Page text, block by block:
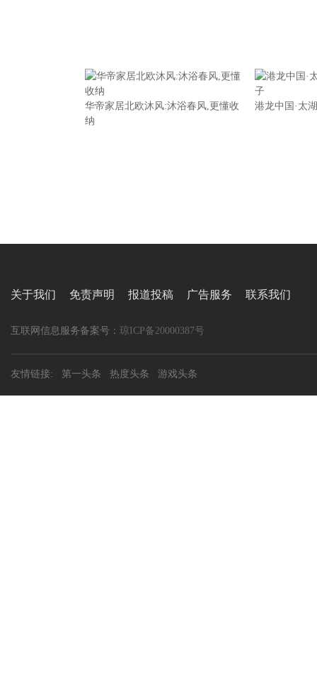
华帝家居北欧沐风:沐浴春风,更懂收
纳
港龙中国·太
关于我们 免责声明 报道投稿 广告服务 联系我们
互联网信息服务备案号： 琼ICP备20000387号
友情链接: 第一头条 热度头条 游戏头条